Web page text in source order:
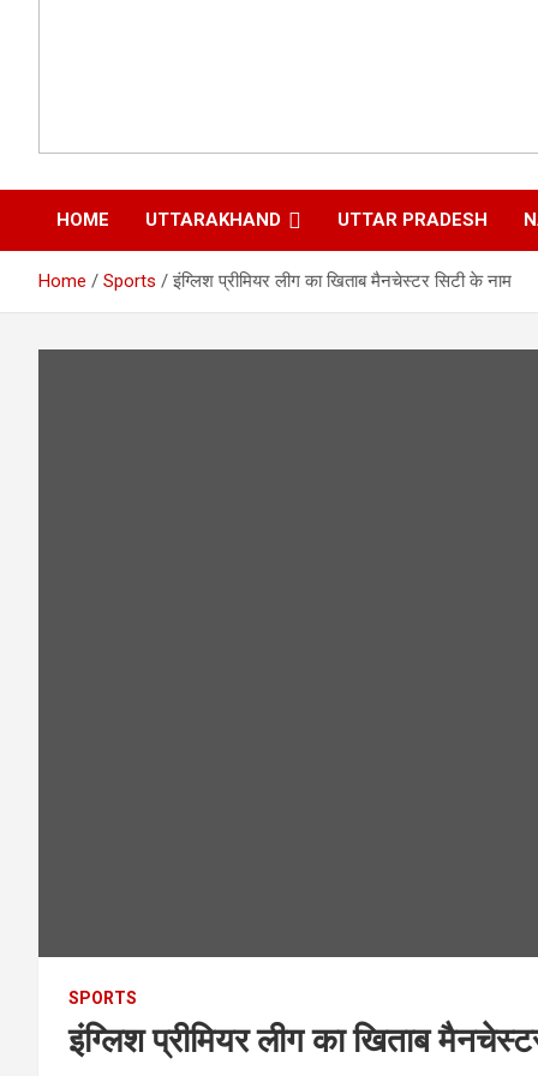
HOME UTTARAKHAND UTTAR PRADESH
Home Sports इंग्लिश प्रीमियर लीग का खिताब मैनचेस्टर सिटी के नाम
SPORTS
इंग्लिश प्रीमियर लीग का खिताब